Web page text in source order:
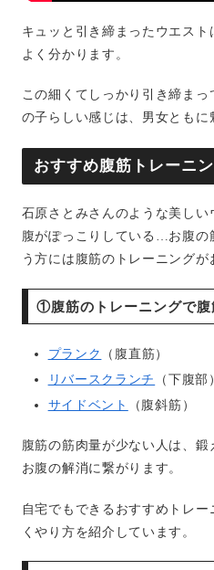
キュッと引き締まったウエスト
よく分かります。
この細くてしっかり引き締ま
の子らしい感じは、男女ともに
おすすめ腹筋トレーニ
石原さとみさんのような美し
腹がぽっこりしている…お腹
う方には腹筋のトレーニングが
①腹筋のトレーニングで腹
プランク
（腹直筋）
リバースクランチ
（下腹部
サイドベント
（腹斜筋）
腹筋の筋肉量が少ない人は、鍛
お腹の解消に繋がります。
自宅でもできるおすすめトレ
くやり方を紹介しています。